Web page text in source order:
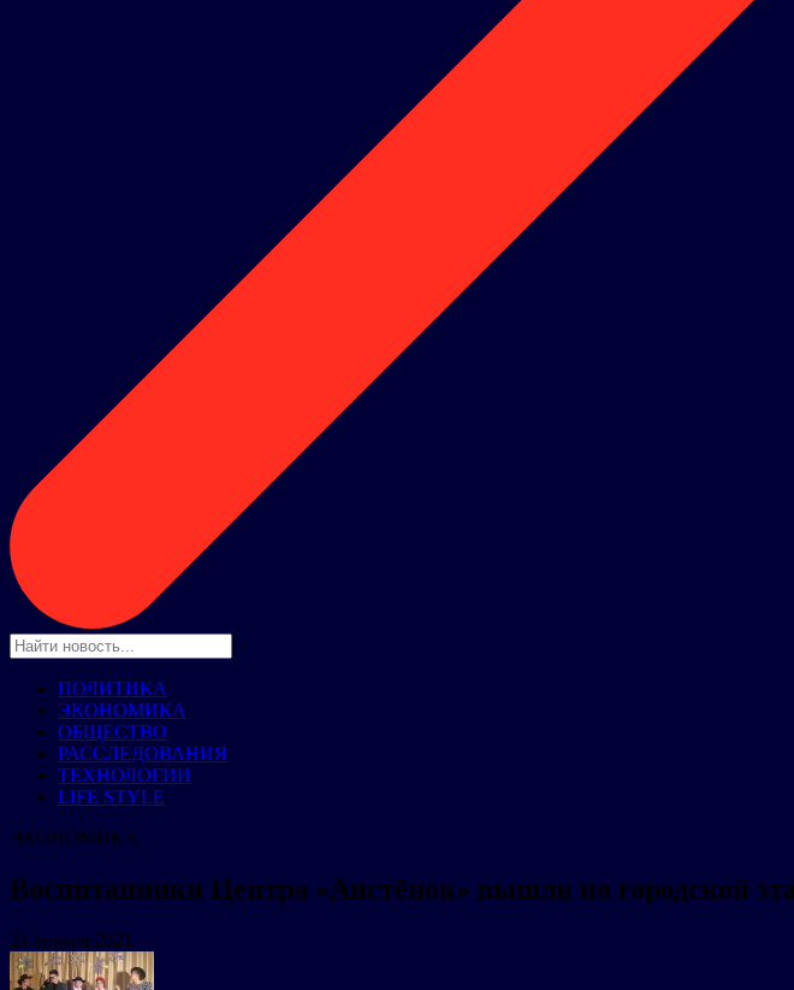
ПОЛИТИКА
ЭКОНОМИКА
ОБЩЕСТВО
РАССЛЕДОВАНИЯ
ТЕХНОЛОГИИ
LIFE STYLE
ЭКОНОМИКА
Воспитанники Центра «Аистёнок» вышли на городской
21 января 2021